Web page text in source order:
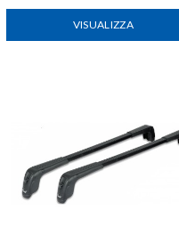
VISUALIZZA